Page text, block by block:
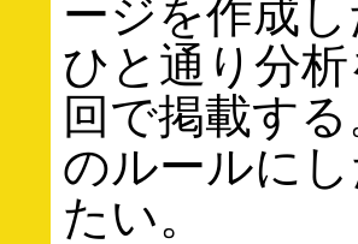
ージを作成
ひと通り分
回で掲載す
のルールに
たい。